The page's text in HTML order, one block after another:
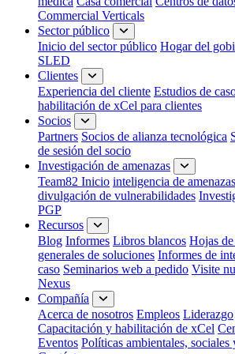
Commercial Verticals
Sector público
Inicio del sector público Hogar del
SLED
Clientes
Experiencia del cliente Estudios de
habilitación de xCel para clientes
Socios
Partners Socios de alianza tecnológica
de sesión del socio
Investigación de amenazas
Team82 Inicio inteligencia de amenazas
divulgación de vulnerabilidades
PGP
Recursos
Blog Informes Libros blancos Hojas
generales de soluciones Informes de
caso Seminarios web a pedido Visite
Nexus
Compañía
Acerca de nosotros Empleos Liderazgo
Capacitación y habilitación de xCel
Eventos Políticas ambientales, sociales